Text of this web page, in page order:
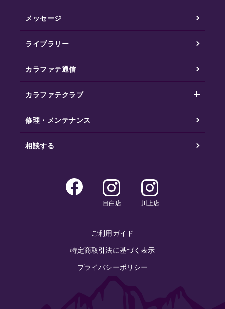
メッセージ
ライブラリー
カラファテ通信
カラファテクラブ
修理・メンテナンス
相談する
目白店 川上店
ご利用ガイド
特定商取引法に基づく表示
プライバシーポリシー